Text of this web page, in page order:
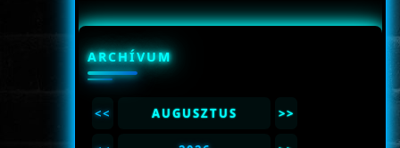
ARCHÍVUM
<< AUGUSZTUS >>